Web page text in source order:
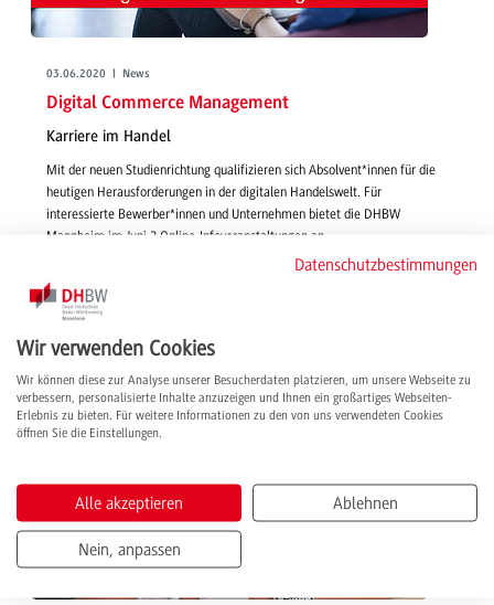
03.06.2020 | News
Digital Commerce Management
Karriere im Handel
Mit der neuen Studienrichtung qualifizieren sich Absolvent*innen für die
heutigen Herausforderungen in der digitalen Handelswelt. Für
interessierte Bewerber*innen und Unternehmen bietet die DHBW
Mannheim im Juni 2 Online-Infoveranstaltungen an.
Datenschutzbestimmungen
Wir verwenden Cookies
Wir können diese zur Analyse unserer Besucherdaten platzieren, um unsere Webseite zu
verbessern, personalisierte Inhalte anzuzeigen und Ihnen ein großartiges Webseiten-
Erlebnis zu bieten. Für weitere Informationen zu den von uns verwendeten Cookies
öffnen Sie die Einstellungen.
Alle akzeptieren Ablehnen
Nein, anpassen